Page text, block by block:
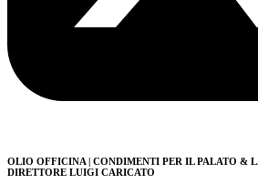
OLIO OFFICINA | CONDIMENTI PER IL PALATO &
DIRETTORE LUIGI CARICATO